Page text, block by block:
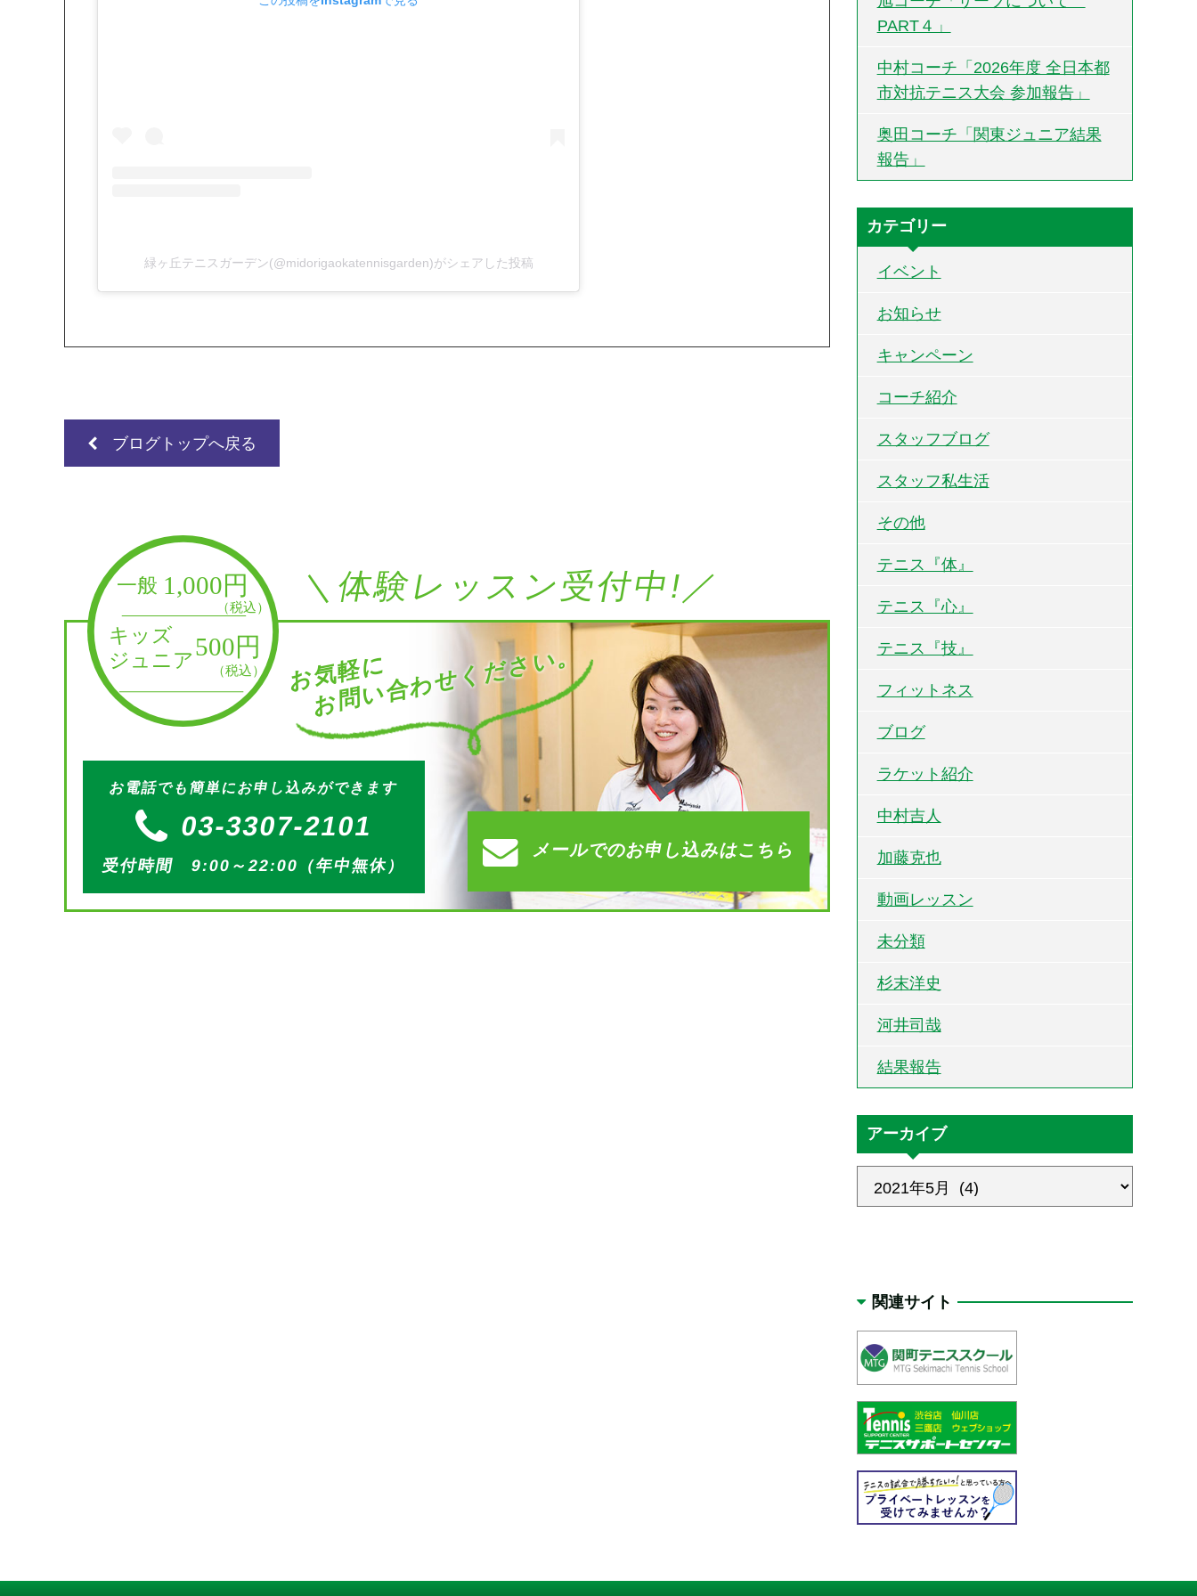
緑ヶ丘テニスガーデン(@midorigaokatennisgarden)がシェアした投稿
ブログトップへ戻る
＼体験レッスン受付中!／
お気軽に
お問い合わせください。
お電話でも簡単にお申し込みができます
03-3307-2101
受付時間 9:00～22:00（年中無休）
メールでのお申し込みはこちら
PART４」
中村コーチ「2026年度 全日本都
市対抗テニス大会 参加報告」
奥田コーチ「関東ジュニア結果
報告」
カテゴリー
イベント
お知らせ
キャンペーン
コーチ紹介
スタッフブログ
スタッフ私生活
その他
テニス『体』
テニス『心』
テニス『技』
フィットネス
ブログ
ラケット紹介
中村吉人
加藤克也
動画レッスン
未分類
杉末洋史
河井司哉
結果報告
アーカイブ
関連サイト